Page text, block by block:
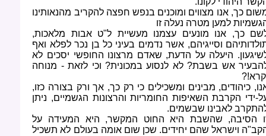
כך, אנו מצווים ומוכנים בנפש חפצה להקריב מהנאותינו
למען מטרה נעלה זו
כך, אנו מונעים עצמנו מעשיית ל"ט אבות מלאכות,
וסייגיהם, אשר נדמים בעיני כל בן נכר לפלא ואף
היעלה על הדעת, שאדם מרצונו החופשי יסכים לא
אש בשבת? לא לנסוע במכונית? וכי לזאת - מנוחה
?!
כיהודים, מבינים ומשכילים כי רק כך, אך ורק בצורה כזו,
ידי הקרבת השאיפות החומריות והרצונות הגשמיים, ניתן
לאבינו שבשמים.
הסיבה, שהשבת היא החוט המקשר, היא המעידה על
וישראל שהם יחידים. שכן שום אומה בעולם לא תשכיל